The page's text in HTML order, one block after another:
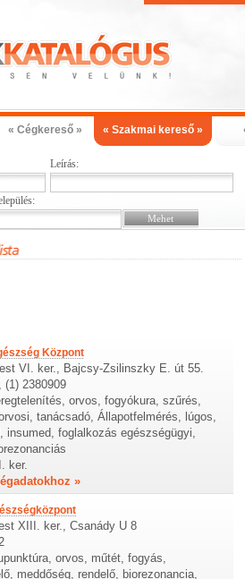
« Cégkereső » « Szakmai kereső »
Leírás:
Központ
VI. ker., Bajcsy-Zsilinszky E. út 55.
(1) 2380909
orvos, fogyókura, szűrés,
tanácsadó, Állapotfelmérés, lúgos,
insumed, foglalkozás egészségügyi,
ker.
»
XIII. ker., Csanády U 8
orvos, műtét, fogyás,
meddőség, rendelő, biorezonancia,